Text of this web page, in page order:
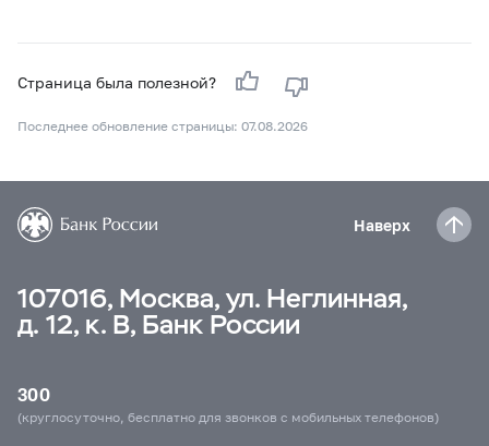
Страница была полезной?
Последнее обновление страницы: 07.08.2026
Наверх
107016, Москва, ул. Неглинная,
д. 12, к. В, Банк России
300
(круглосуточно, бесплатно для звонков с мобильных телефонов)